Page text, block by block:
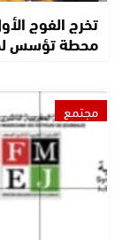
تخرج الفوج
محطة تؤسس
مجتمع